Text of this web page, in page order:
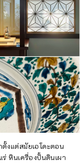
งแต่สมัยเอโดะตอน
หินเครื่องปั้นดินเผา